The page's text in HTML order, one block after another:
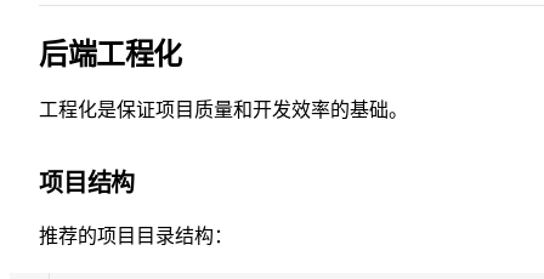
后端工程化
工程化是保证项目质量和开发效率的基础。
项目结构
推荐的项目目录结构：